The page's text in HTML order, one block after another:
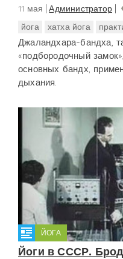
11 мая Администратор
йога
хатха йога
Джаландхара-бандха,
«подбородочный
основных бандх,
дыхания.
ЙОГА
Йоги в СССР.